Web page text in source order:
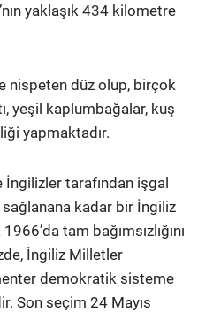
yaklaşık 434 kilometre
nispeten düz olup, birçok
yeşil kaplumbağalar, kuş
yapmaktadır.
tarafından işgal
kadar bir İngiliz
tam bağımsızlığını
İngiliz Milletler
demokratik sisteme
Son seçim 24 Mayıs